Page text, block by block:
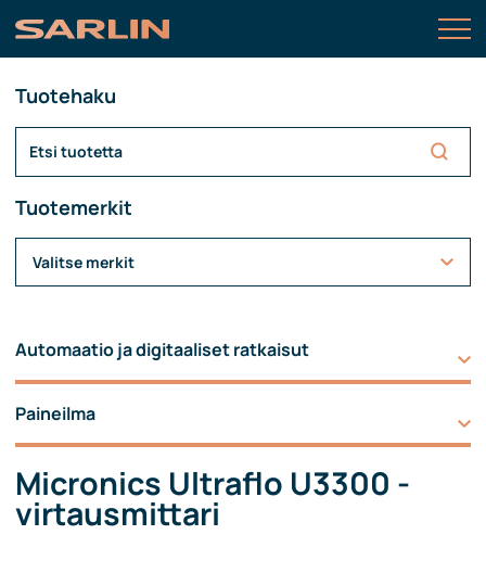
Tuotehaku
Tuotemerkit
Valitse merkit
Automaatio ja digitaaliset ratkaisut
Paineilma
Micronics Ultraflo U3300 -
virtausmittari